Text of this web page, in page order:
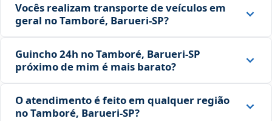
Vocês realizam transporte de veículos em
geral no Tamboré, Barueri‑SP?
Guincho 24h no Tamboré, Barueri‑SP
próximo de mim é mais barato?
O atendimento é feito em qualquer região
no Tamboré, Barueri‑SP?